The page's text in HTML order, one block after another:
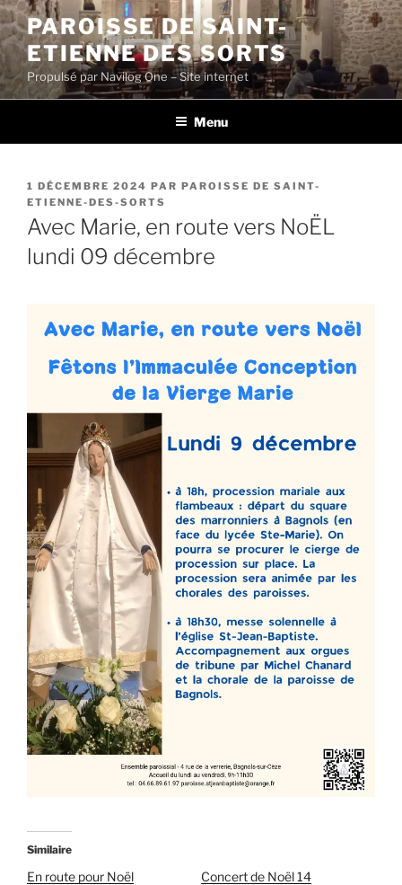
Aller
au
contenu
principal
PAROISSE DE SAINT-
ETIENNE DES SORTS
Propulsé par Navilog One – Site internet
Menu
PUBLIÉ
LE
1 DÉCEMBRE 2024 PAR PAROISSE DE SAINT-
ETIENNE-DES-SORTS
Avec Marie, en route vers NoËL
lundi 09 décembre
Similaire
En route pour Noël
Concert de Noël 14